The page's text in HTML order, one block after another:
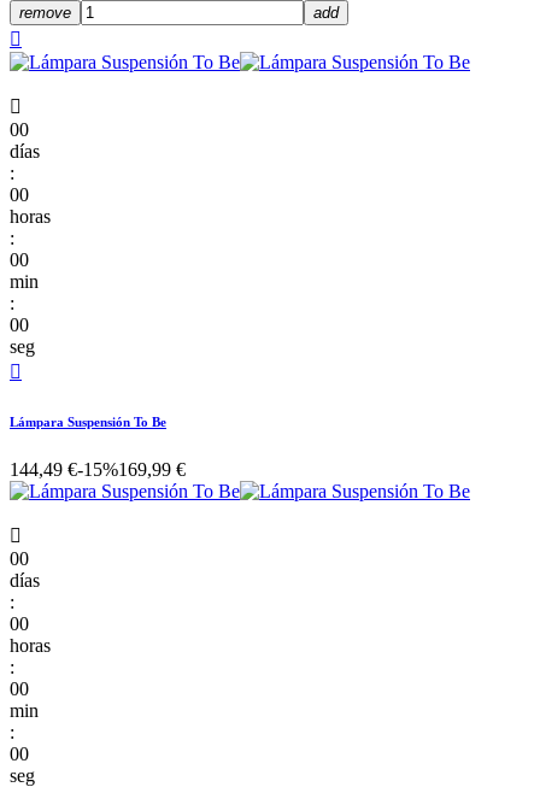
remove add


00
días
:
00
horas
:
00
min
:
00
seg

Lámpara Suspensión To Be
144,49 €-15%169,99 €

00
días
:
00
horas
:
00
min
:
00
seg